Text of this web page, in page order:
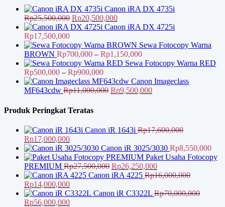
Rp56,000,000.Canon iRA DX 4735i
Rp25,500,000 Harga
aslinya
Rp25,500,000.
Rp20,500,000Harga
saat
adalah:
Rp20,500,000.
Canon iRA DX 4725i
Rp17,500,000
Sewa Fotocopy Warna
BROWN Rp700,000 – Rp1,150,000Rentang
harga:
hingga
Rp1,150,000
Sewa Fotocopy Warna RED
Rp500,000 – Rp900,000Rentang
harga:
Rp500,000
Canon Imageclass
MF643cdw Rp11,000,000 Harga
Rp9,500,000Harga
Rp9,500,000.
Produk Peringkat Teratas
Canon iR 1643i Rp17,600,000
Harga
aslinya
adalah:
Rp17,600,000.
Rp17,000,000Harga
saat
ini
adalah:
Rp17,000,000.
Canon iR 3025/3030 Rp8,550,000
Paket Usaha Fotocopy
PREMIUM Rp27,500,000 Harga
aslinya
Rp27,500,000.
Rp26,250,000Harga
saat
adalah:
Canon iRA 4225 Rp16,000,000
Harga
aslinya
adalah:
Rp14,000,000Harga
saat
ini
Canon iR C3322L Rp70,000,000
Harga
Rp56,000,000Harga